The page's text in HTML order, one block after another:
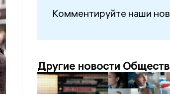
Комментируйте наши
Другие новости